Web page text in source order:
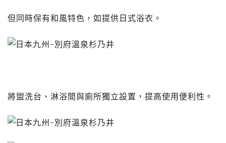
但同時保有和風特色，如提供日式浴衣。
將盥洗台、淋浴間與廁所獨立設置，提高使用便利性。